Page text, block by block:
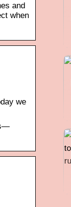
and
when
we